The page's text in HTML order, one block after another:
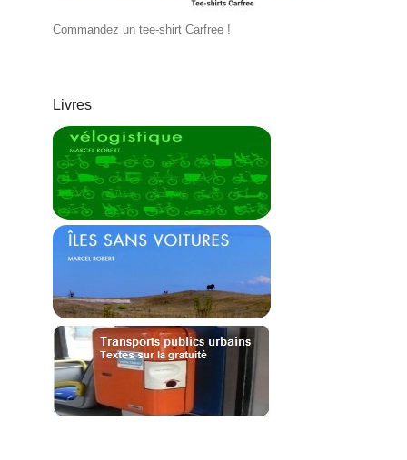
Commandez un tee-shirt Carfree !
Livres